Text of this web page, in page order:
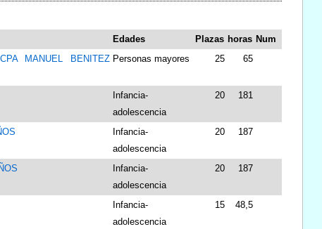
Edades Plazas horas Num
MANUEL BENITEZ Personas mayores 25 65
Infancia-
adolescencia
20 181
Infancia-
adolescencia
20 187
Infancia-
adolescencia
20 187
Infancia-
adolescencia
15 48,5